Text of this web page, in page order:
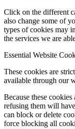
Click on the different
also change some of
types of cookies may
the services we are
Essential Website
These cookies are
available through our
Because these
refusing them will
can block or delete
force blocking all